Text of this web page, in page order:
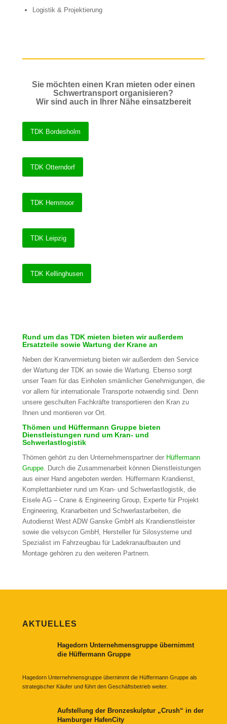
Logistik & Projektierung
Sie möchten einen Kran mieten oder einen
Schwertransport organisieren?
Wir sind auch in Ihrer Nähe einsatzbereit
TDK Bordesholm
TDK Otterndorf
TDK Hemmoor
TDK Leipzig
TDK Kellinghusen
Rund um das TDK mieten bieten wir außerdem
Ersatzteile sowie Wartung der Krane an
Neben der Kranvermietung bieten wir außerdem den Service
der Wartung der TDK an sowie die Wartung. Ebenso sorgt
unser Team für das Einholen smämlicher Genehmigungen, die
vor allem für internationale Transporte notwendig sind. Denn
unsere geschulten Fachkräfte transportieren den Kran zu
Ihnen und montieren vor Ort.
Thömen und Hüffermann Gruppe bieten
Dienstleistungen rund um Kran- und
Schwerlastlogistik
Thömen gehört zu den Unternehmenspartner der Hüffermann
Gruppe. Durch die Zusammenarbeit können Dienstleistungen
aus einer Hand angeboten werden. Hüffermann Krandienst,
Komplettanbieter rund um Kran- und Schwerlastlogistik, die
Eisele AG – Crane & Engineering Group, Experte für Projekt
Engineering, Kranarbeiten und Schwerlastarbeiten, die
Autodienst West ADW Ganske GmbH als Krandienstleister
sowie die velsycon GmbH, Hersteller für Silosysteme und
Spezialist im Fahrzeugbau für Ladekranaufbauten und
Montage gehören zu den weiteren Partnern.
AKTUELLES
Hagedorn Unternehmensgruppe übernimmt
die Hüffermann Gruppe
Hagedorn Unternehmensgruppe übernimmt die Hüffermann Gruppe als
strategischer Käufer und führt den Geschäftsbetrieb weiter.
Aufstellung der Bronzeskulptur „Crush“ in der
Hamburger HafenCity